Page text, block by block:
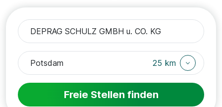
25 km
Freie Stellen finden